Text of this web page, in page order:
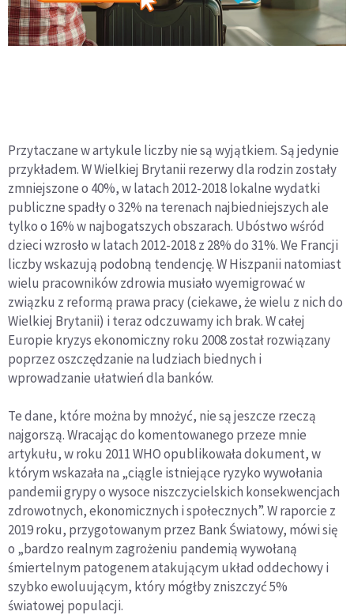
Przytaczane w artykule liczby nie są wyjątkiem. Są jedynie
przykładem. W Wielkiej Brytanii rezerwy dla rodzin zostały
zmniejszone o 40%, w latach 2012-2018 lokalne wydatki
publiczne spadły o 32% na terenach najbiedniejszych ale
tylko o 16% w najbogatszych obszarach. Ubóstwo wśród
dzieci wzrosło w latach 2012-2018 z 28% do 31%. We Francji
liczby wskazują podobną tendencję. W Hiszpanii natomiast
wielu pracowników zdrowia musiało wyemigrować w
związku z reformą prawa pracy (ciekawe, że wielu z nich do
Wielkiej Brytanii) i teraz odczuwamy ich brak. W całej
Europie kryzys ekonomiczny roku 2008 został rozwiązany
poprzez oszczędzanie na ludziach biednych i
wprowadzanie ułatwień dla banków.
Te dane, które można by mnożyć, nie są jeszcze rzeczą
najgorszą. Wracając do komentowanego przeze mnie
artykułu, w roku 2011 WHO opublikowała dokument, w
którym wskazała na „ciągle istniejące ryzyko wywołania
pandemii grypy o wysoce niszczycielskich konsekwencjach
zdrowotnych, ekonomicznych i społecznych”. W raporcie z
2019 roku, przygotowanym przez Bank Światowy, mówi się
o „bardzo realnym zagrożeniu pandemią wywołaną
śmiertelnym patogenem atakującym układ oddechowy i
szybko ewoluującym, który mógłby zniszczyć 5%
światowej populacji.